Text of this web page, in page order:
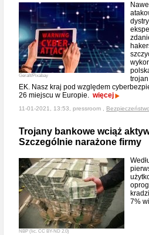
Geralt/Pixabay
EK. Nasz kraj pod względem
26 miejscu w Europie. więcej
11-01-2021, 13:53, pressroom , Bezpieczeństwo
Trojany bankowe wciąż
Szczególnie narażone firmy
NBP (lic. CC BY-ND 2.0)
7%